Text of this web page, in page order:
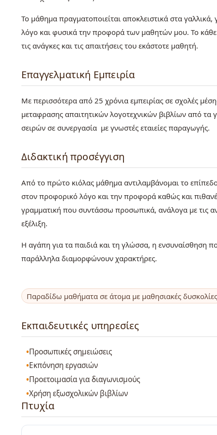
Το μάθημα πραγματοποιείται αποκλειστικά στα
λόγο και φυσικά την προφορά των μαθητών μου. Το
τις ανάγκες και τις απαιτήσεις του εκάστοτε μαθητή.
Επαγγελματική Εμπειρία
Με περισσότερα από 25 χρόνια εμπειρίας σε σχολές
μεταφρασης απαιτητικών λογοτεχνικών βιβλίων από
σειρών σε συνεργασία με γνωστές εταιείες παραγωγής.
Διδακτική προσέγγιση
Από το πρώτο κιόλας μάθημα αντιλαμβάνομαι το
στον προφορικό λόγο και την προφορά καθώς και
γραμματική που συντάσσω προσωπικά, ανάλογα με τις
εξέλιξη.
Η αγάπη για τα παιδιά και τη γλώσσα, η ενσυναίσθηση
παράλληλα διαμορφώνουν χαρακτήρες.
Παραδίδω μαθήματα σε άτομα με μαθησιακές
Εκπαιδευτικές υπηρεσίες
Προσωπικές σημειώσεις
Εκπόνηση εργασιών
Προετοιμασία για διαγωνισμούς
Χρήση εξωσχολικών βιβλίων
Πτυχία